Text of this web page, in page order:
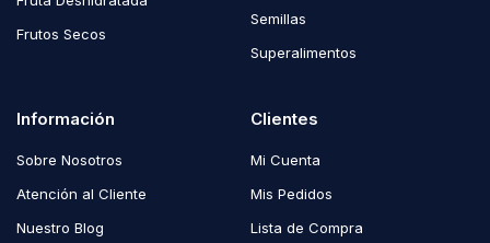
Frutos Secos
Semillas
Superalimentos
Información
Sobre Nosotros
Atención al Cliente
Nuestro Blog
Clientes
Mi Cuenta
Mis Pedidos
Lista de Compra